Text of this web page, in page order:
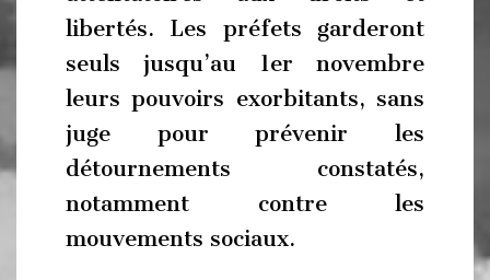
libertés. Les préfets garderont
seuls jusqu’au 1er novembre
leurs pouvoirs exorbitants, sans
juge pour prévenir les
détournements constatés,
notamment contre les
mouvements sociaux.